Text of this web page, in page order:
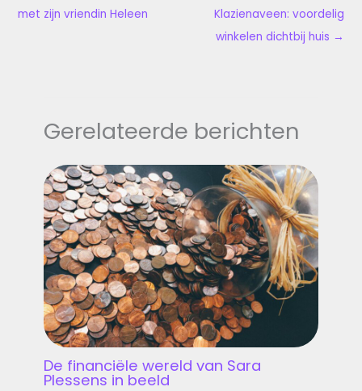
met zijn vriendin Heleen
Klazienaveen: voordelig
winkelen dichtbij huis →
Gerelateerde berichten
De financiële wereld van Sara
Plessens in beeld